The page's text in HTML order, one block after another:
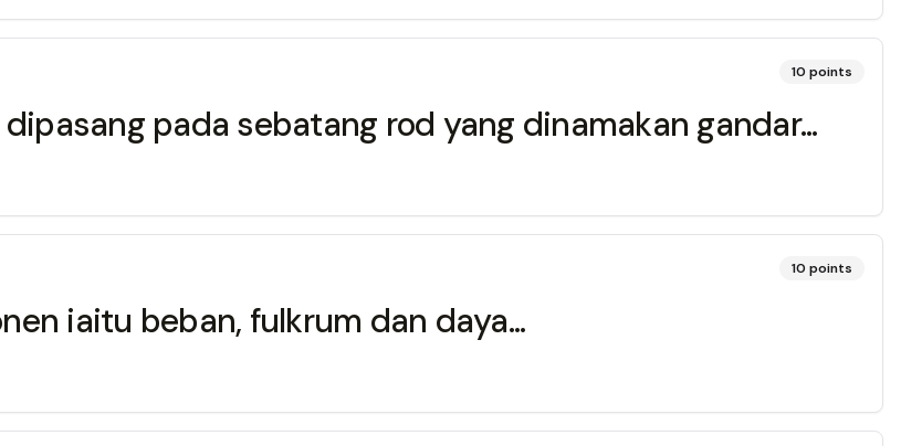
10 points
pada sebatang rod yang dinamakan gandar...
10 points
iaitu beban, fulkrum dan daya...